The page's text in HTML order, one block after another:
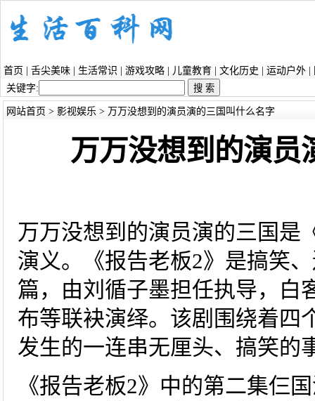
首页 舌尖美味 生活常识 游戏攻略 儿童教育 文化历史 运动户外
关键字:
网站首页 > 影视娱乐 > 万万没想到的演员演的三国叫什么名字
万万没想到的演员
万万没想到的演员演的三国是
演义。《报告老板2》是搞笑
篇，由刘循子墨担任执导，白
布等联袂演绎。该剧围绕着四
发生的一连串无厘头、搞笑的
《报告老板2》中的第二集仨